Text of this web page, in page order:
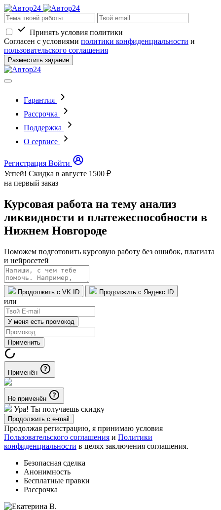
Принять условия политики
Согласен с условиями политики конфиденциальности и
пользовательского соглашения
Разместить задание
Гарантия
Рассрочка
Поддержка
О сервисе
Регистрация Войти
Успей! Скидка в августе 1500 ₽
на первый заказ
Курсовая работа на тему анализ
ликвидности и платежеспособности в
Нижнем Новгороде
Поможем подготовить курсовую работу без ошибок, плагиата
и нейросетей
Продолжить с VK ID Продолжить с Яндекс ID
или
У меня есть промокод
Применить
Применён
Не применён
Ура! Ты получаешь скидку
Продолжить с e-mail
Продолжая регистрацию, я принимаю условия
Пользовательского соглашения и Политики
конфиденциальности в целях заключения соглашения.
Безопасная сделка
Анонимность
Бесплатные правки
Рассрочка